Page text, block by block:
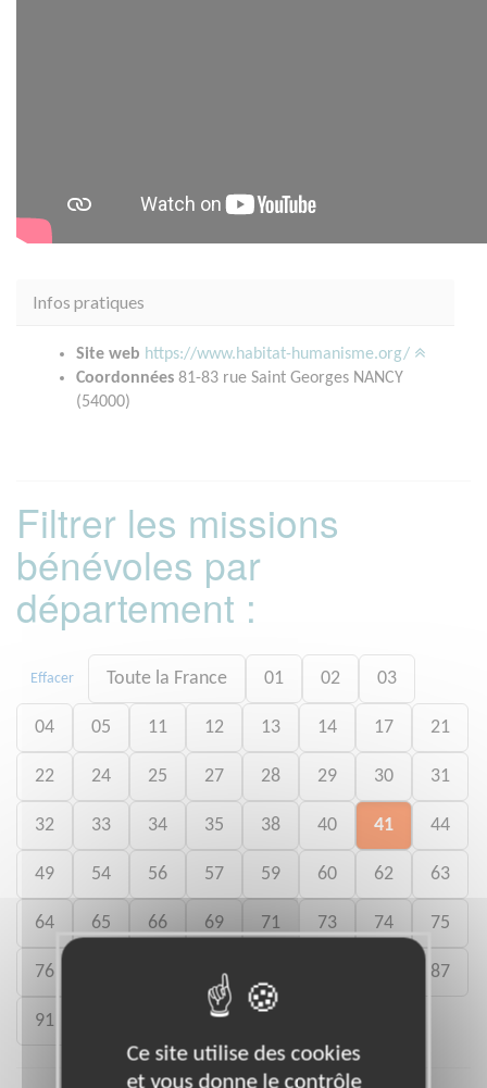
Infos pratiques
Site web https://www.habitat-humanisme.org/
Coordonnées 81-83 rue Saint Georges NANCY
(54000)
Filtrer les missions
bénévoles par
département :
Effacer Toute la France 01 02 03
04 05 11 12 13 14 17 21
22 24 25 27 28 29 30 31
32 33 34 35 38 40 41 44
49 54 56 57 59 60 62 63
64 65 66 69 71 73 74 75
76 80 87
91
Ce site utilise des cookies
et vous donne le contrôle